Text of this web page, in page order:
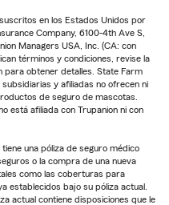
en los Estados Unidos por
Company, 6100-4th Ave S,
Managers USA, Inc. (CA: con
términos y condiciones, revise la
para obtener detalles. State Farm
y afiliadas no ofrecen ni
de seguro de mascotas.
está afiliada con Trupanion ni con
una póliza de seguro médico
o la compra de una nueva
como las coberturas para
establecidos bajo su póliza actual.
actual contiene disposiciones que le